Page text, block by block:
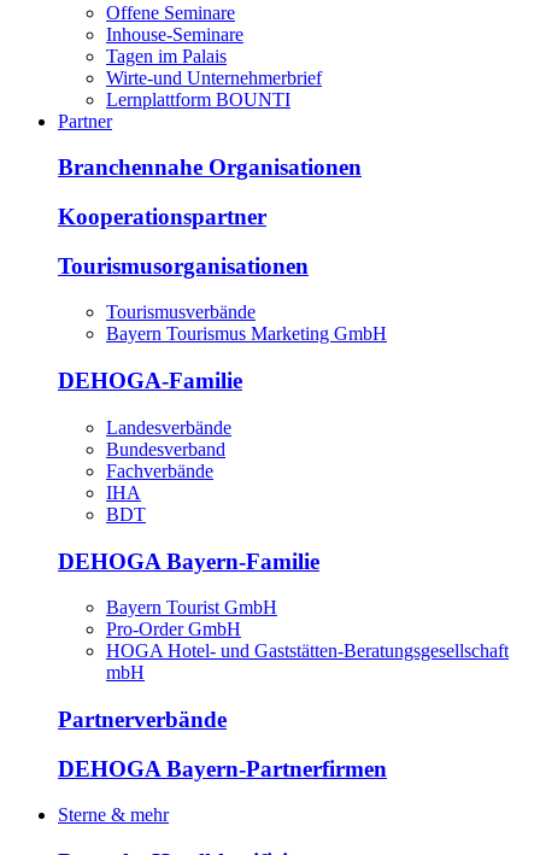
Offene Seminare
Inhouse-Seminare
Tagen im Palais
Wirte-und Unternehmerbrief
Lernplattform BOUNTI
Partner
Branchennahe Organisationen
Kooperationspartner
Tourismusorganisationen
Tourismusverbände
Bayern Tourismus Marketing GmbH
DEHOGA-Familie
Landesverbände
Bundesverband
Fachverbände
IHA
BDT
DEHOGA Bayern-Familie
Bayern Tourist GmbH
Pro-Order GmbH
HOGA Hotel- und Gaststätten-Beratungsgesellschaft
mbH
Partnerverbände
DEHOGA Bayern-Partnerfirmen
Sterne & mehr